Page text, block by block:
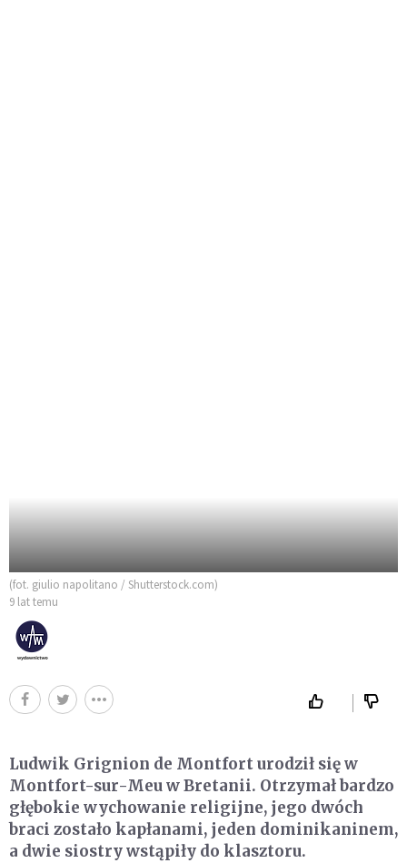
(fot. giulio napolitano / Shutterstock.com)
9 lat temu
Ludwik Grignion de Montfort urodził się w
Montfort-sur-Meu w Bretanii. Otrzymał bardzo
głębokie wychowanie religijne, jego dwóch
braci zostało kapłanami, jeden dominikaninem,
a dwie siostry wstąpiły do klasztoru.